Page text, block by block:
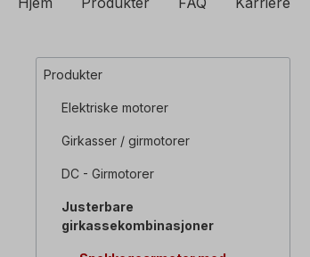
Produkter
Elektriske motorer
Girkasser / girmotorer
DC - Girmotorer
Justerbare
girkassekombinasjoner